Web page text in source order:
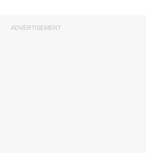
ADVERTISEMENT